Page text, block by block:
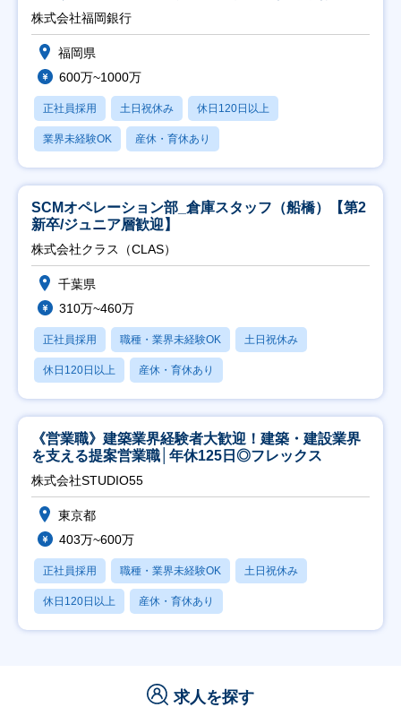
株式会社福岡銀行
福岡県
600万~1000万
正社員採用 土日祝休み 休日120日以上
業界未経験OK 産休・育休あり
SCMオペレーション部_倉庫スタッフ（船橋）【第2
新卒/ジュニア層歓迎】
株式会社クラス（CLAS）
千葉県
310万~460万
正社員採用 職種・業界未経験OK 土日祝休み
休日120日以上 産休・育休あり
《営業職》建築業界経験者大歓迎！建築・建設業界
を支える提案営業職│年休125日◎フレックス
株式会社STUDIO55
東京都
403万~600万
正社員採用 職種・業界未経験OK 土日祝休み
休日120日以上 産休・育休あり
求人を探す